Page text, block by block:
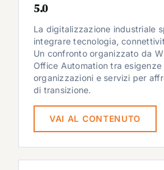
5.0
La digitalizzazione industriale
integrare tecnologia,
Un confronto organizzato da
Office Automation tra esigenze
organizzazioni e servizi per
di transizione.
VAI AL CONTENUTO